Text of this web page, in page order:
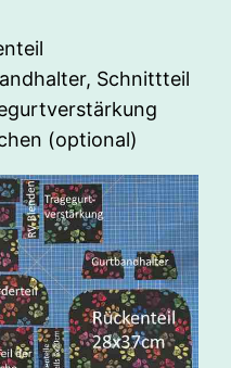
Schnittteil
(optional)